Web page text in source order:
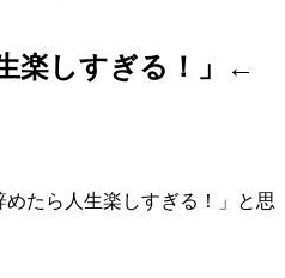
楽しすぎる！」←
たら人生楽しすぎる！」と思